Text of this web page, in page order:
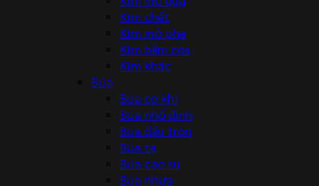
Kìm chết
Kìm mở phe
Kìm bấm cos
Kìm khác
Búa
Búa cơ khí
Búa nhổ đinh
Búa đầu tròn
Búa tạ
Búa cao su
Búa nhựa